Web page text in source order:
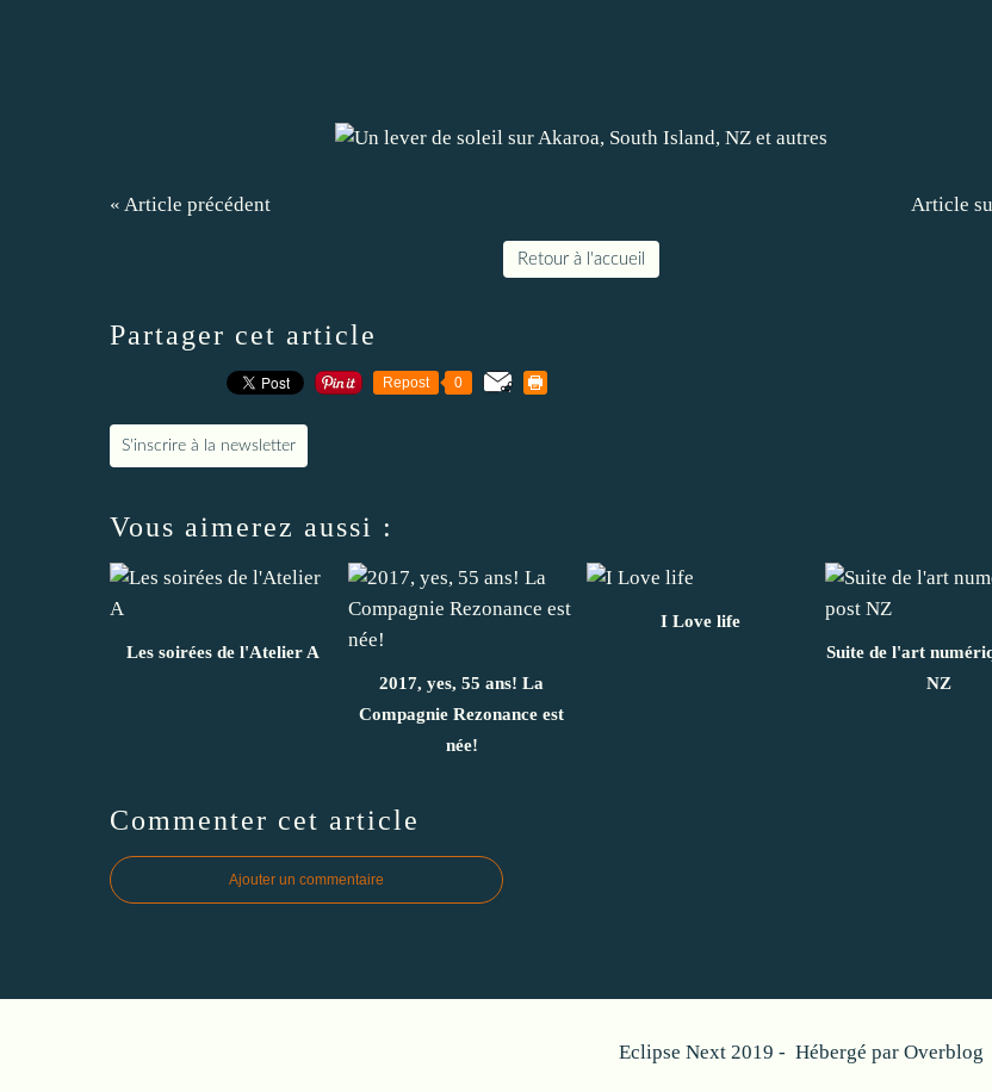
« Article précédent Article
Retour à l'accueil
Partager cet article
Repost 0
S'inscrire à la newsletter
Vous aimerez aussi :
Les soirées de l'Atelier A
2017, yes, 55 ans! La
Compagnie Rezonance est
née!
I Love life
Suite de l'art
NZ
Commenter cet article
Ajouter un commentaire
Eclipse Next 2019 - Hébergé par Overblog